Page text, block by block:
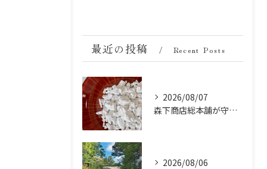
最近の投稿 Recent Posts
2026/08/07
森下商店総本舗が守り続ける伝統の胡麻豆腐に使う吉野葛の純度と効能
2026/08/06